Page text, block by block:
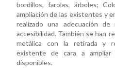
bordillos, farolas, árboles;
ampliación de las existentes y
realizado una adecuación
accesibilidad. También se han
metálica con la retirada y
existente de cara a ampliar
disponibles.